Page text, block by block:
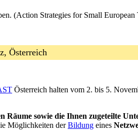
(Action Strategies for Small European
Österreich
Österreich halten vom 2. bis 5.
sowie die Ihnen zugeteilte
Möglichkeiten derBildung eines